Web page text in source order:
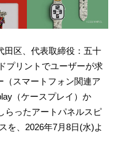
区、代表取締役：五十
プリントでユーザーが求
スマートフォン関連ア
（ケースプレイ）か
らったアートパネルスピ
を、2026年7月8日(水)よ